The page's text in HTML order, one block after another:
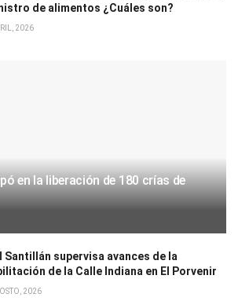
de alimentos ¿Cuáles son?
2026
en la liberación de 180 crías de
Santillán supervisa avances de la
de la Calle Indiana en El Porvenir
2026